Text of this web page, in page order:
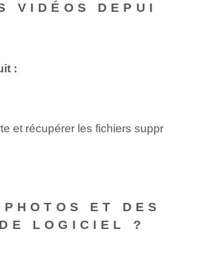
VIDÉOS DEPUI
:
et récupérer les fichiers suppr
ET DES
LOGICIEL ?